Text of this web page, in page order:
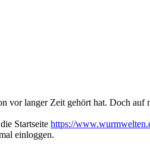
vor langer Zeit gehört hat. Doch auf
Startseite https://
einloggen.